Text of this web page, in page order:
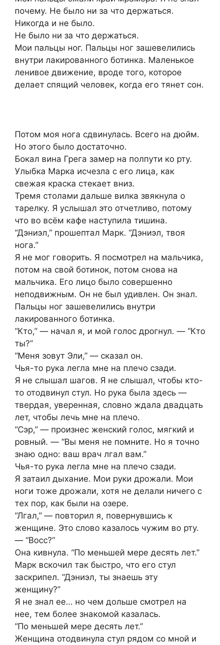
почему. Не было ни за что держаться.
Никогда и не было.
Не было ни за что держаться.
Мои пальцы ног. Пальцы ног зашевелились
внутри лакированного ботинка. Маленькое
ленивое движение, вроде того, которое
делает спящий человек, когда его тянет сон.
Потом моя нога сдвинулась. Всего на дюйм.
Но этого было достаточно.
Бокал вина Грега замер на полпути ко рту.
Улыбка Марка исчезла с его лица, как
свежая краска стекает вниз.
Тремя столами дальше вилка звякнула о
тарелку. Я услышал это отчетливо, потому
что во всём кафе наступила тишина.
“Дэниэл,” прошептал Марк. “Дэниэл, твоя
нога.”
Я не мог говорить. Я посмотрел на мальчика,
потом на свой ботинок, потом снова на
мальчика. Его лицо было совершенно
неподвижным. Он не был удивлен. Он знал.
Пальцы ног зашевелились внутри
лакированного ботинка.
“Кто,” — начал я, и мой голос дрогнул. — “Кто
ты?”
“Меня зовут Эли,” — сказал он.
Чья-то рука легла мне на плечо сзади.
Я не слышал шагов. Я не слышал, чтобы кто-
то отодвинул стул. Но рука была здесь —
твердая, уверенная, словно ждала двадцать
лет, чтобы лечь мне на плечо.
“Сэр,” — произнес женский голос, мягкий и
ровный. — “Вы меня не помните. Но я точно
знаю одно: ваш врач лгал вам.”
Чья-то рука легла мне на плечо сзади.
Я затаил дыхание. Мои руки дрожали. Мои
ноги тоже дрожали, хотя не делали ничего с
тех пор, как были на озере.
“Лгал,” — повторил я, повернувшись к
женщине. Это слово казалось чужим во рту.
— “Восс?”
Она кивнула. “По меньшей мере десять лет.”
Марк вскочил так быстро, что его стул
заскрипел. “Дэниэл, ты знаешь эту
женщину?”
Я не знал ее… но чем дольше смотрел на
нее, тем более знакомой казалась.
“По меньшей мере десять лет.”
Женщина отодвинула стул рядом со мной и